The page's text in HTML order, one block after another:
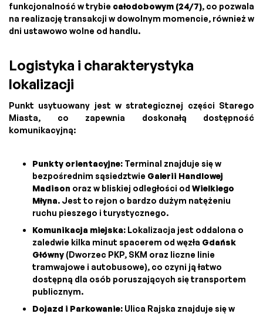
funkcjonalność w trybie całodobowym (24/7), co pozwala
na realizację transakcji w dowolnym momencie, również w
dni ustawowo wolne od handlu.
Logistyka i charakterystyka
lokalizacji
Punkt usytuowany jest w strategicznej części Starego
Miasta, co zapewnia doskonałą dostępność
komunikacyjną:
Punkty orientacyjne: Terminal znajduje się w
bezpośrednim sąsiedztwie Galerii Handlowej
Madison oraz w bliskiej odległości od Wielkiego
Młyna. Jest to rejon o bardzo dużym natężeniu
ruchu pieszego i turystycznego.
Komunikacja miejska: Lokalizacja jest oddalona o
zaledwie kilka minut spacerem od węzła Gdańsk
Główny (Dworzec PKP, SKM oraz liczne linie
tramwajowe i autobusowe), co czyni ją łatwo
dostępną dla osób poruszających się transportem
publicznym.
Dojazd i Parkowanie: Ulica Rajska znajduje się w